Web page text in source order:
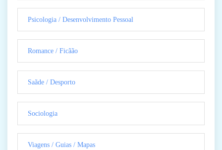
Psicologia / Desenvolvimento Pessoal
Romance / Ficãão
Saãde / Desporto
Sociologia
Viagens / Guias / Mapas